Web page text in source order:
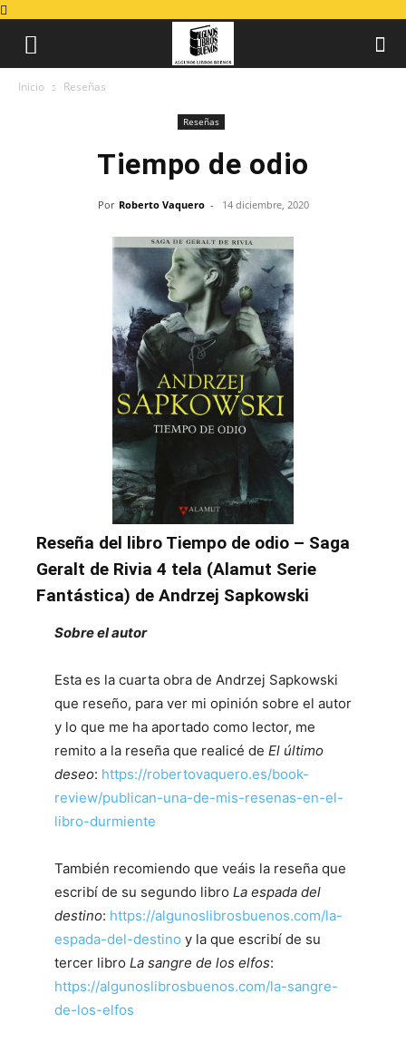
Inicio Reseñas
Reseñas
Tiempo de odio
Por Roberto Vaquero - 14 diciembre, 2020
Reseña del libro Tiempo de odio – Saga
Geralt de Rivia 4 tela (Alamut Serie
Fantástica) de Andrzej Sapkowski
Sobre el autor
Esta es la cuarta obra de Andrzej Sapkowski
que reseño, para ver mi opinión sobre el autor
y lo que me ha aportado como lector, me
remito a la reseña que realicé de El último
deseo: https://robertovaquero.es/book-
review/publican-una-de-mis-resenas-en-el-
libro-durmiente
También recomiendo que veáis la reseña que
escribí de su segundo libro La espada del
destino: https://algunoslibrosbuenos.com/la-
espada-del-destino y la que escribí de su
tercer libro La sangre de los elfos:
https://algunoslibrosbuenos.com/la-sangre-
de-los-elfos